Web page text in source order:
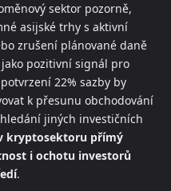
sektor pozorně,
asijské trhy s aktivní
zrušení plánované daně
pozitivní signál pro
22% sazby by
k přesunu obchodování
jiných investičních
kryptosektoru přímý
i ochotu investorů
.